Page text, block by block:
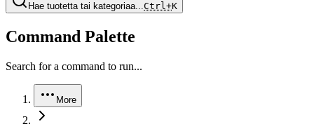
Hae tuotetta tai kategoriaa...Ctrl+K
Command Palette
Search for a command to run...
More